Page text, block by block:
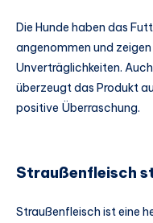
Die Hunde haben das
angenommen und
Unverträglichkeiten.
überzeugt das Produkt
positive Überraschung.
Straußenfleisch
Straußenfleisch ist eine